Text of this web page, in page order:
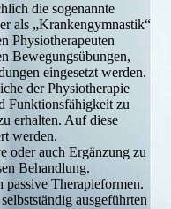
die sogenannte
als „Krankengymnastik“
Physiotherapeuten
Bewegungsübungen,
eingesetzt werden.
der Physiotherapie
Funktionsfähigkeit zu
erhalten. Auf diese
werden.
oder auch Ergänzung zu
Behandlung.
passive Therapieformen.
ausgeführten